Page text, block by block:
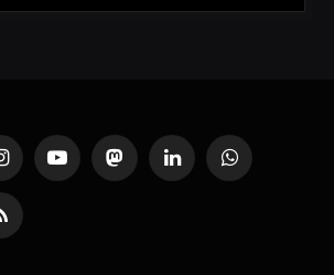
YouTubeMastodonLinkedInWhatsApp